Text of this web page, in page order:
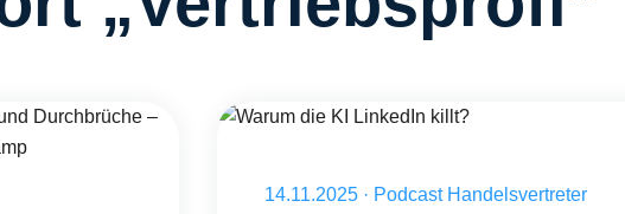
– unsere Learnings aus dem KI-CampVeröffentlicht am 14.11.2025
14.11.2025 · Podcast Handelsvertreter